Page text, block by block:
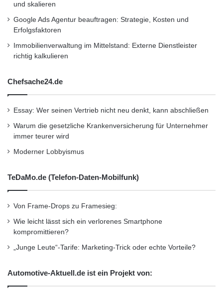
und skalieren
Google Ads Agentur beauftragen: Strategie, Kosten und
Erfolgsfaktoren
Immobilienverwaltung im Mittelstand: Externe Dienstleister
richtig kalkulieren
Chefsache24.de
Essay: Wer seinen Vertrieb nicht neu denkt, kann abschließen
Warum die gesetzliche Krankenversicherung für Unternehmer
immer teurer wird
Moderner Lobbyismus
TeDaMo.de (Telefon-Daten-Mobilfunk)
Von Frame-Drops zu Framesieg:
Wie leicht lässt sich ein verlorenes Smartphone
kompromittieren?
„Junge Leute“-Tarife: Marketing-Trick oder echte Vorteile?
Automotive-Aktuell.de ist ein Projekt von: